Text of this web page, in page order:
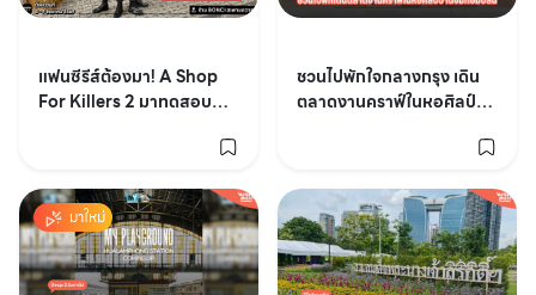
แฟนซีรีส์ต้องมา! A Shop
For Killers 2 มาทดสอบ
ชวนไปพักใจกลางกรุง เดิน
ตลาดงานคราฟ์ในหอศิลป์
มาใหม่